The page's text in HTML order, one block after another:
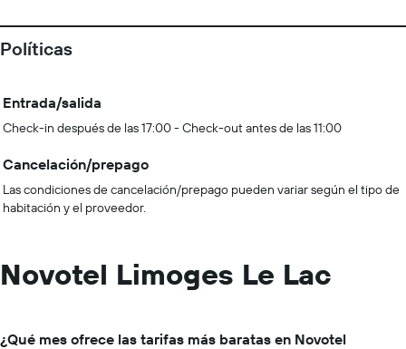
Políticas
Entrada/salida
Check-in después de las 17:00 - Check-out antes de las 11:00
Cancelación/prepago
Las condiciones de cancelación/prepago pueden variar según el tipo de
habitación y el proveedor.
Novotel Limoges Le Lac
¿Qué mes ofrece las tarifas más baratas en Novotel